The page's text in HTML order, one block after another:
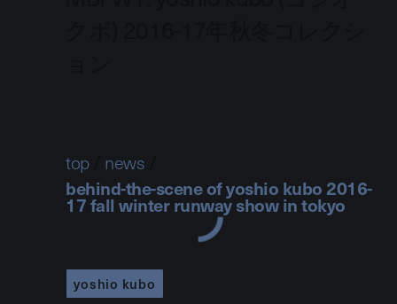
top/ news
behind-the-scene of yoshio kubo 2016-
17 fall winter runway show in tokyo
yoshio kubo